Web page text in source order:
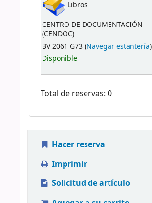
Libros
CENTRO DE DOCUMENTACIÓN
(CENDOC)
BV 2061 G73 (Navegar estantería)
Disponible
Total de reservas: 0
Hacer reserva
Imprimir
Solicitud de artículo